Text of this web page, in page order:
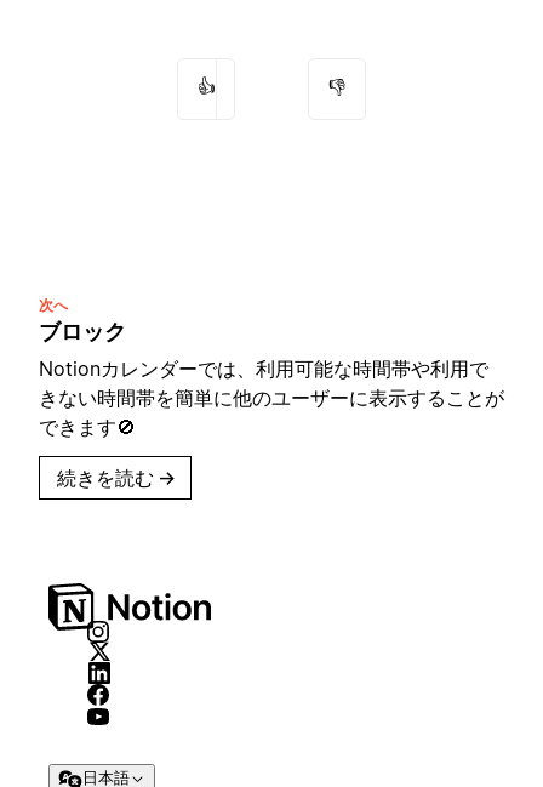
👍 👎
次へ
ブロック
Notionカレンダーでは、利用可能な時間帯や利用で
きない時間帯を簡単に他のユーザーに表示することが
できます🚫
続きを読む →
日本語